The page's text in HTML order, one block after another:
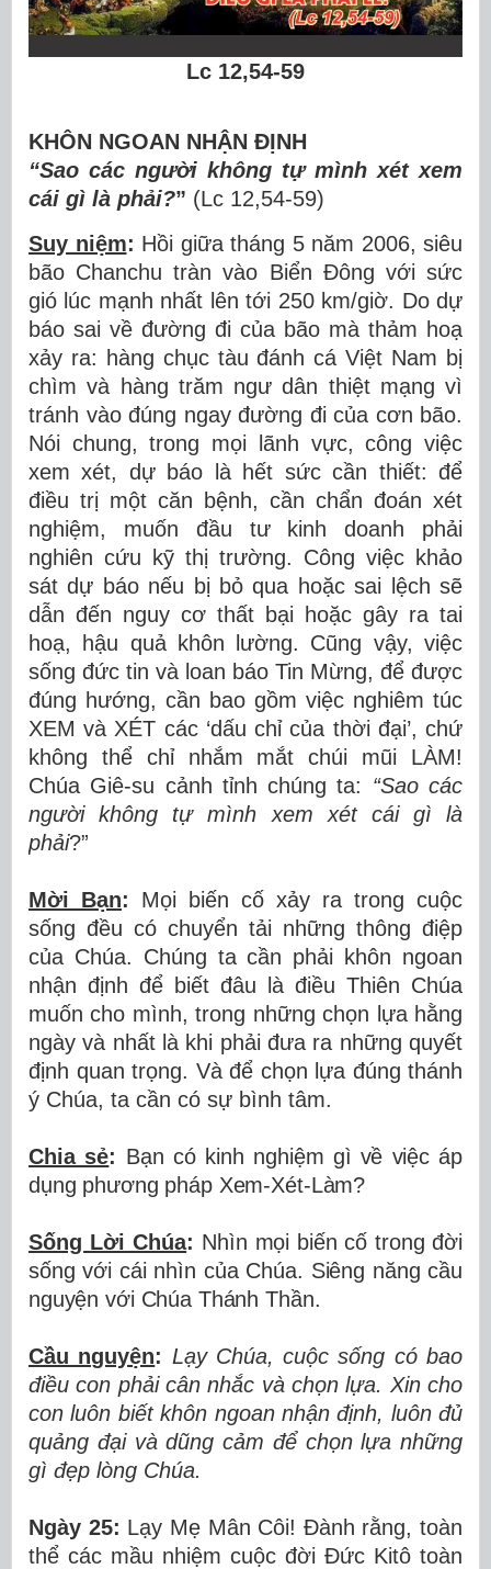
Lc 12,54-59
KHÔN NGOAN NHẬN ĐỊNH
“Sao các người không tự mình xét xem
cái gì là phải?” (Lc 12,54-59)
Suy niệm: Hồi giữa tháng 5 năm 2006, siêu
bão Chanchu tràn vào Biển Đông với sức
gió lúc mạnh nhất lên tới 250 km/giờ. Do dự
báo sai về đường đi của bão mà thảm hoạ
xảy ra: hàng chục tàu đánh cá Việt Nam bị
chìm và hàng trăm ngư dân thiệt mạng vì
tránh vào đúng ngay đường đi của cơn bão.
Nói chung, trong mọi lãnh vực, công việc
xem xét, dự báo là hết sức cần thiết: để
điều trị một căn bệnh, cần chẩn đoán xét
nghiệm, muốn đầu tư kinh doanh phải
nghiên cứu kỹ thị trường. Công việc khảo
sát dự báo nếu bị bỏ qua hoặc sai lệch sẽ
dẫn đến nguy cơ thất bại hoặc gây ra tai
hoạ, hậu quả khôn lường. Cũng vậy, việc
sống đức tin và loan báo Tin Mừng, để được
đúng hướng, cần bao gồm việc nghiêm túc
XEM và XÉT các ‘dấu chỉ của thời đại’, chứ
không thể chỉ nhắm mắt chúi mũi LÀM!
Chúa Giê-su cảnh tỉnh chúng ta: “Sao các
người không tự mình xem xét cái gì là
phải?”
Mời Bạn:
Mọi biến cố xảy ra trong cuộc
sống đều có chuyển tải những thông điệp
của Chúa. Chúng ta cần phải khôn ngoan
nhận định để biết đâu là điều Thiên Chúa
muốn cho mình, trong những chọn lựa hằng
ngày và nhất là khi phải đưa ra những quyết
định quan trọng. Và để chọn lựa đúng thánh
ý Chúa, ta cần có sự bình tâm.
Chia sẻ: Bạn có kinh nghiệm gì về việc áp
dụng phương pháp Xem-Xét-Làm?
Sống Lời Chúa: Nhìn mọi biến cố trong đời
sống với cái nhìn của Chúa. Siêng năng cầu
nguyện với Chúa Thánh Thần.
Cầu nguyện: Lạy Chúa, cuộc sống có bao
điều con phải cân nhắc và chọn lựa. Xin cho
con luôn biết khôn ngoan nhận định, luôn đủ
quảng đại và dũng cảm để chọn lựa những
gì đẹp lòng Chúa.
Ngày 25: Lạy Mẹ Mân Côi! Đành rằng, toàn
thể các mầu nhiệm cuộc đời Đức Kitô toàn